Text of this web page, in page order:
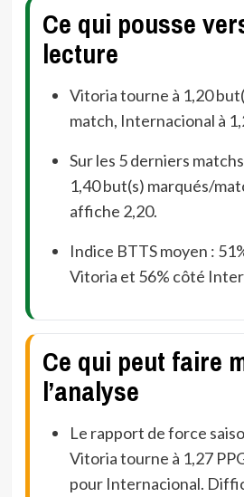
Ce qui pousse
lecture
Vitoria tourne à 1,20
match, Internacional à
Sur les 5 derniers
1,40 but(s) marqués/
affiche 2,20.
Indice BTTS moyen :
Vitoria et 56% côté
Ce qui peut faire
l’analyse
Le rapport de force
Vitoria tourne à 1,27
pour Internacional.